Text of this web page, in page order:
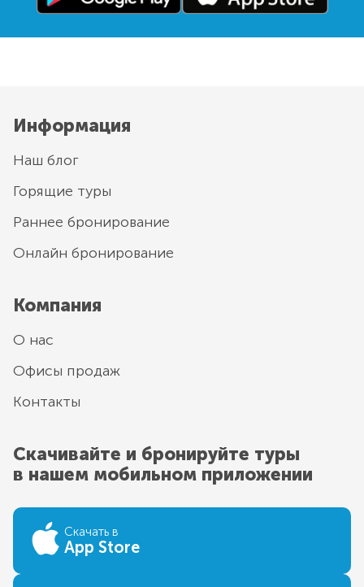
Информация
Наш блог
Горящие туры
Раннее бронирование
Онлайн бронирование
Компания
О нас
Офисы продаж
Контакты
Скачивайте и бронируйте туры
в нашем мобильном приложении
Скачать в
App Store